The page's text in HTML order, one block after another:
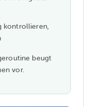
kontrollieren,
beugt
vor.